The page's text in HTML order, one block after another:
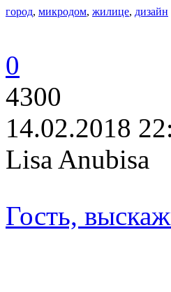
город, микродом, жилице, дизайн
0
4300
14.02.2018
Lisa Anubisa
Гость,